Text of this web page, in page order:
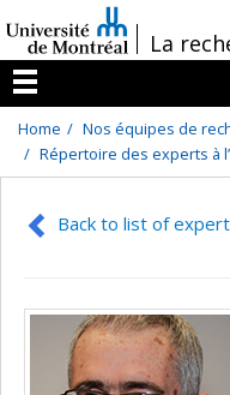
au
contenu
/La
Menu
Home
Nos équipes de
Répertoire des experts à
Back to list of